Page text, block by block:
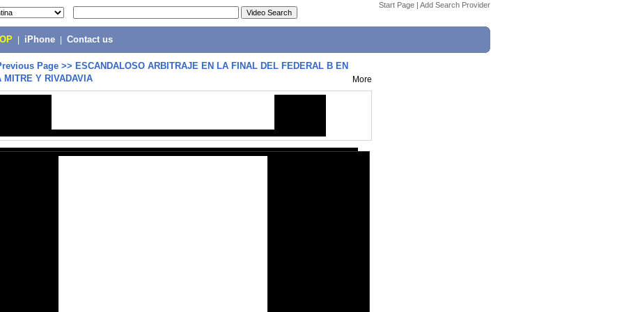
Start Page | Add Search Provider
iPhone Contact us
Page >> ESCANDALOSO ARBITRAJE EN LA FINAL DEL FEDERAL B EN
MITRE Y RIVADAVIA
More